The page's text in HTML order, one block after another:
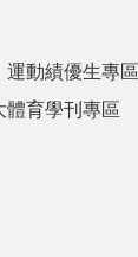
運動績優生專區
體育學刊專區